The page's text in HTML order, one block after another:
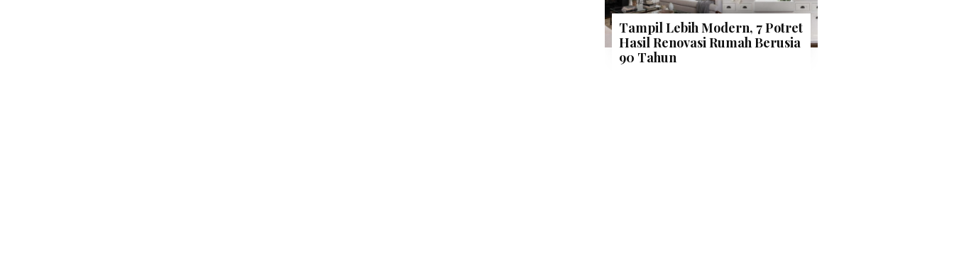
Tampil Lebih Modern, 7 Potret
Hasil Renovasi Rumah Berusia
90 Tahun